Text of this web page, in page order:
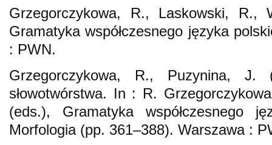
Grzegorczykowa, R., Laskowski, R.,
Gramatyka współczesnego języka
: PWN.
Grzegorczykowa, R., Puzynina, J.
słowotwórstwa. In : R.
(eds.), Gramatyka współczesnego
Morfologia (pp. 361–388). Warszawa :